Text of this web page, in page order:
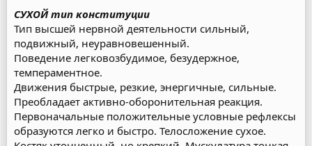
СУХОЙ тип конституции
Тип высшей нервной деятельности сильный,
подвижный, неуравновешенный.
Поведение легковозбудимое, безудержное,
темпераментное.
Движения быстрые, резкие, энергичные, сильные.
Преобладает активно-оборонительная реакция.
Первоначальные положительные условные рефлексы
образуются легко и быстро. Телосложение сухое.